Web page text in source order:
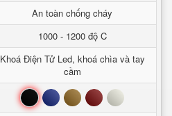
An toàn chống cháy
1000 - 1200 độ C
Khoá Điện Tử Led, khoá chìa và tay
cầm
Đen Xanh Nâu Đỏ Trắng